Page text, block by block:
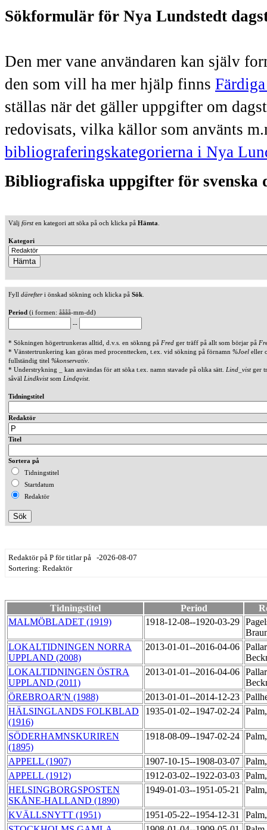
Sökformulär för Nya Lundstedt
Den mer vane användaren kan själv
den som vill ha mer hjälp finns
ställas när det gäller uppgifter om
redovisats, vilka källor som använts
bibliograferingskategorierna i Nya
Bibliografiska uppgifter för svenska
Välj försten kategori att söka på och klicka på Hämta
Kategori
Fyll därefteri önskad sökning och klicka på Sök
Period (i formen: åååå-mm-dd)
--
* Sökningen högertrunkeras alltid, d.v.s. en söknng på Fred ger träff på allt som börjar på
* Vänstertrunkering kan göras med procenttecken, t.ex. vid sökning på förnamn %Joel eller
fullständig titel %konservativ
* Understrykning _ kan användas för att söka t.ex. namn stavade på olika sätt. Lind_vistger
såväl Lindkvistsom Lindqvist.
Tidningstitel
Redaktör
Titel
Sortera på
Tidningstitel
Startdatum
Redaktör
Redaktör på P för titlar på -2026-08-07
Sortering: Redaktör
Tidningstitel Period
MALMÖBLADET (1919)
1918-12-08--1920-03-29
LOKALTIDNINGEN NORRA
UPPLAND (2008)
2013-01-01--2016-04-06
LOKALTIDNINGEN ÖSTRA
UPPLAND (2011)
2013-01-01--2016-04-06
ÖREBROAR'N (1988)
2013-01-01--2014-12-23
HÄLSINGLANDS FOLKBLAD
(1916)
1935-01-02--1947-02-24
SÖDERHAMNSKURIREN
(1895)
1918-08-09--1947-02-24
APPELL (1907) 1907-10-15--1908-03-07
APPELL (1912)
1912-03-02--1922-03-03
HELSINGBORGSPOSTEN
SKÅNE-HALLAND (1890)
1949-01-03--1951-05-21
KVÄLLSNYTT (1951) 1951-05-22--1954-12-31